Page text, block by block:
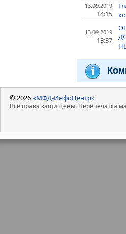
13.09.2019
14:15
13.09.2019
13:37
© 2026«МФД-ИнфоЦентр»
Все права защищены. Перепечатка